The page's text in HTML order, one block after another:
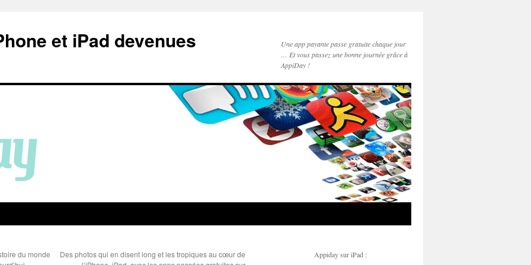
et iPad devenues
Une app payante passe gratuite chaque jour
… Et vous passez une bonne journée grâce à
AppiDay !
du monde
Des photos qui en disent long et les tropiques au cœur de
Appiday sur iPad :